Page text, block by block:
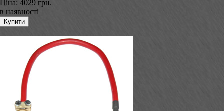
Ціна: 4029 грн.
в наявності